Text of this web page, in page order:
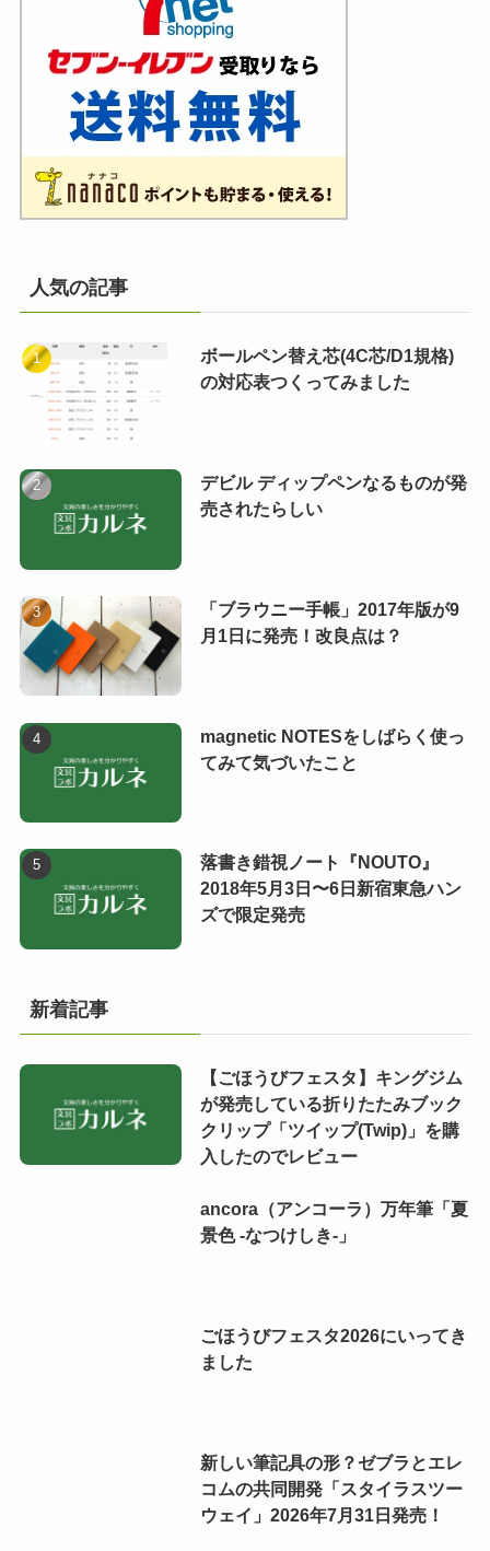
人気の記事
ボールペン替え芯(4C芯/D1規格)
の対応表つくってみました
デビル ディップペンなるものが発
売されたらしい
「ブラウニー手帳」2017年版が9
月1日に発売！改良点は？
magnetic NOTESをしばらく使っ
てみて気づいたこと
落書き錯視ノート『NOUTO』
2018年5月3日〜6日新宿東急ハン
ズで限定発売
新着記事
【ごほうびフェスタ】キングジム
が発売している折りたたみブック
クリップ「ツイップ(Twip)」を購
入したのでレビュー
ancora（アンコーラ）万年筆「夏
景色 -なつけしき-」
ごほうびフェスタ2026にいってき
ました
新しい筆記具の形？ゼブラとエレ
コムの共同開発「スタイラスツー
ウェイ」2026年7月31日発売！